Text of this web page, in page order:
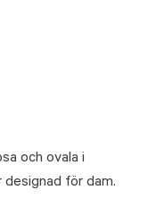
och ovala i
designad för dam.